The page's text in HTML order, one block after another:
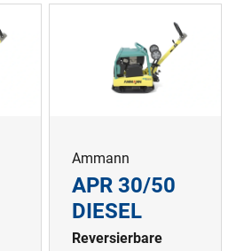
Ammann
APR 30/50
DIESEL
Reversierbare